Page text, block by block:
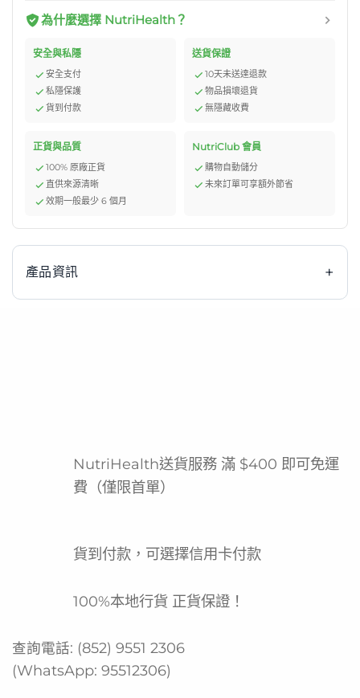
為什麼選擇 NutriHealth？
安全與私隱
安全支付
私隱保護
貨到付款
送貨保證
10天未送達退款
物品損壞退貨
無隱藏收費
正貨與品質
100% 原廠正貨
直供來源清晰
效期一般最少 6 個月
NutriClub 會員
購物自動儲分
未來訂單可享額外節省
產品資訊 +
為雀巢品牌旗下的專業營養產品，OPTIFAST系列秉承品牌
對食品品質與安全的承諾，為香港消費者提供可靠的健康管
均衡營養配方
熱量控制輔助
快速沖調即飲
NutriHealth送貨服務 滿 $400 即可免運
費（僅限首單）
貨到付款，可選擇信用卡付款
100%本地行貨 正貨保證！
查詢電話: (852) 9551 2306
(WhatsApp: 95512306)